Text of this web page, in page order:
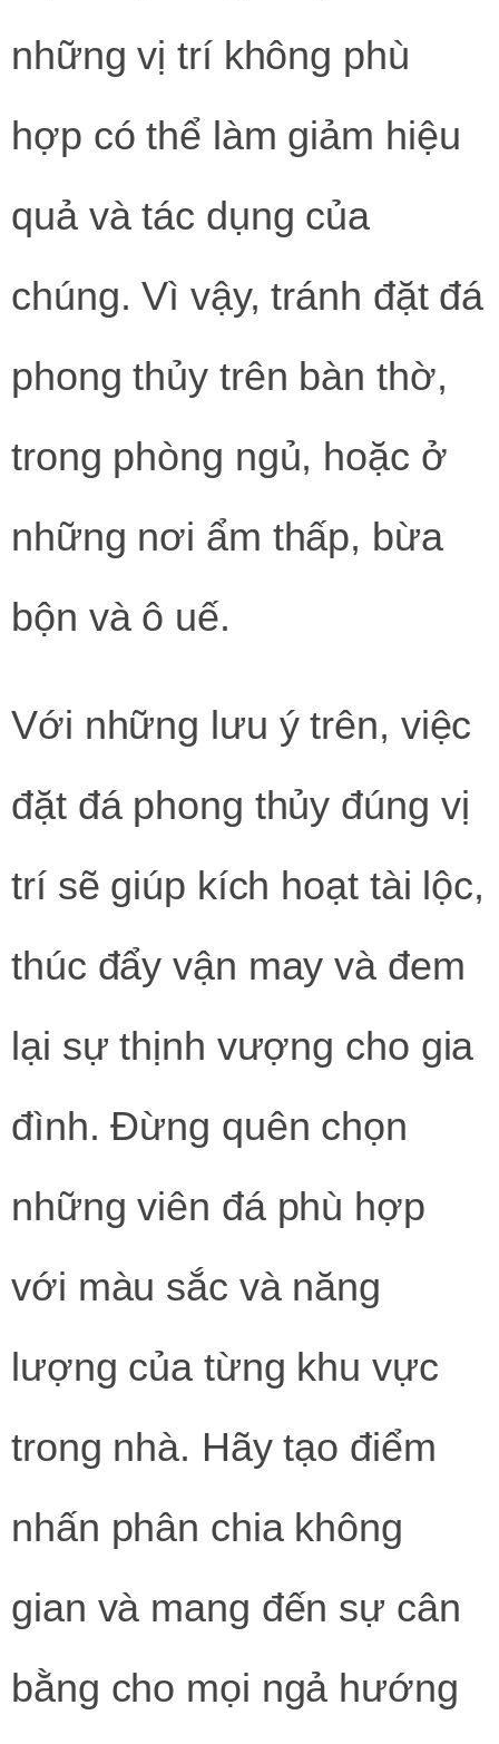
những vị trí không phù
hợp có thể làm giảm hiệu
quả và tác dụng của
chúng. Vì vậy, tránh đặt đá
phong thủy trên bàn thờ,
trong phòng ngủ, hoặc ở
những nơi ẩm thấp, bừa
bộn và ô uế.
Với những lưu ý trên, việc
đặt đá phong thủy đúng vị
trí sẽ giúp kích hoạt tài lộc,
thúc đẩy vận may và đem
lại sự thịnh vượng cho gia
đình. Đừng quên chọn
những viên đá phù hợp
với màu sắc và năng
lượng của từng khu vực
trong nhà. Hãy tạo điểm
nhấn phân chia không
gian và mang đến sự cân
bằng cho mọi ngả hướng